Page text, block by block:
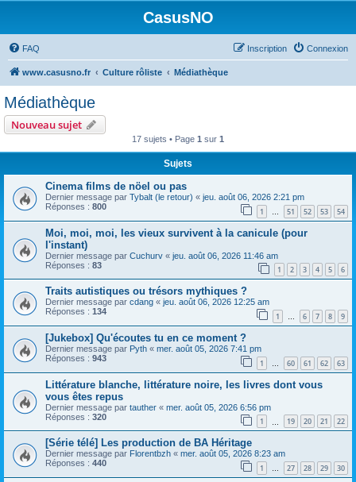
CasusNO
FAQ Connexion
Inscription
www.casusno.fr Culture rôliste Médiathèque
Médiathèque
Nouveau sujet
17 sujets • Page 1 sur 1
Sujets
Cinema films de nöel ou pas
Dernier message par Tybalt (le retour) « jeu. août 06, 2026 2:21 pm
Réponses : 800 1 … 51 52 53 54
Moi, moi, moi, les vieux survivent à la canicule (pour
l'instant)
Dernier message par Cuchurv « jeu. août 06, 2026 11:46 am
Réponses : 83 1 2 3 4 5 6
Traits autistiques ou trésors mythiques ?
Dernier message par cdang « jeu. août 06, 2026 12:25 am
Réponses : 134 1 … 6 7 8 9
[Jukebox] Qu'écoutes tu en ce moment ?
Dernier message par Pyth « mer. août 05, 2026 7:41 pm
Réponses : 943 1 … 60 61 62 63
Littérature blanche, littérature noire, les livres dont vous
vous êtes repus
Dernier message par tauther « mer. août 05, 2026 6:56 pm
Réponses : 320 1 19 20 21 22
[Série télé] Les production de BA Héritage
Dernier message par Florentbzh « mer. août 05, 2026 8:23 am
Réponses : 440 1 … 27 28 29 30